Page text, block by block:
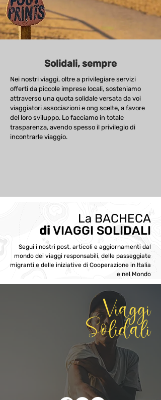
Solidali, sempre
Nei nostri viaggi, oltre a privilegiare servizi
offerti da piccole imprese locali, sosteniamo
attraverso una quota solidale versata da voi
viaggiatori associazioni e ong scelte, a favore
del loro sviluppo. Lo facciamo in totale
trasparenza, avendo spesso il privilegio di
incontrarle viaggio.
La BACHECA
di VIAGGI SOLIDALI
Segui i nostri post, articoli e aggiornamenti dal
mondo dei viaggi responsabili, delle passeggiate
migranti e delle iniziative di Cooperazione in Italia
e nel Mondo
Viaggi
Solidali